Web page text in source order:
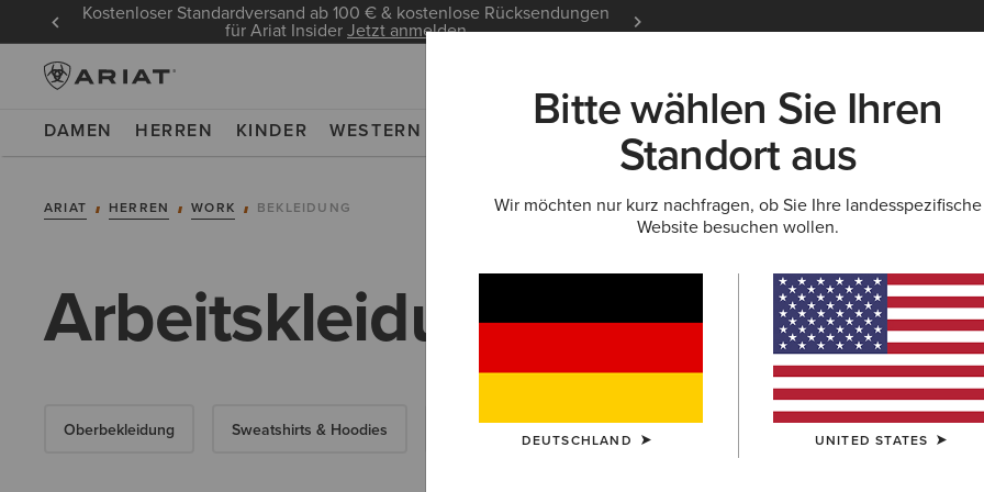
Kostenloser Standardversand ab 100 € & kostenlose Rücksendungen
für Ariat InsiderJetzt anmelden
DAMEN HERREN KINDER WESTERN NEU & FEATURED ARIAT LIFE OUTLET
ARIAT HERREN WORK BEKLEIDUNG
Arbeitskleidung für Herren
Oberbekleidung Sweatshirts & Hoodies Oberteile & T-Shirts Denim Arbeitshosen
Bitte wählen Sie Ihren
Standort aus
Wir möchten nur kurz nachfragen, ob Sie Ihre landesspezifische
Website besuchen wollen.
DEUTSCHLAND UNITED STATES